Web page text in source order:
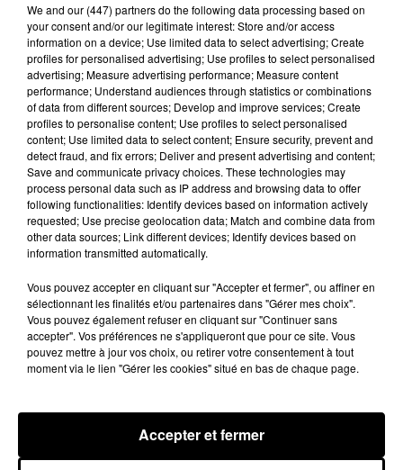
Le SICTOM BBI collecte vos déchets
amiantés
La collecte se fait sous conditions et pour un nombre
limité de personnes, sur incription.
A LA UNE Voir plus
Une casse automobile partiellement
embrasée à Auneau
« chômage technique pour neuf personnes » après le
We and our (447) partnersdo the following data processing based on
your consent and/or our legitimate interest: Store and/or access
information on a device; Use limited data to select advertising; Create
profiles for personalised advertising; Use profiles to select personalised
advertising; Measure advertising performance; Measure content
performance; Understand audiences through statistics or combinations
of data from different sources; Develop and improve services; Create
profiles to personalise content; Use profiles to select personalised
content; Use limited data to select content; Ensure security, prevent and
detect fraud, and fix errors; Deliver and present advertising and content;
Save and communicate privacy choices. These technologies may
process personal data such as IP address and browsing data to offer
following functionalities: Identify devices based on information actively
requested; Use precise geolocation data; Match and combine data from
other data sources; Link different devices; Identify devices based on
information transmitted automatically.
Vous pouvez accepter en cliquant sur "Accepter et fermer", ou affiner en
sélectionnant les finalités et/ou partenaires dans "Gérer mes choix".
Vous pouvez également refuser en cliquant sur "Continuer sans
accepter". Vos préférences ne s'appliqueront que pour ce site. Vous
pouvez mettre à jour vos choix, ou retirer votre consentement à tout
moment via le lien "Gérer les cookies" situé en bas de chaque page.
Accepter et fermer